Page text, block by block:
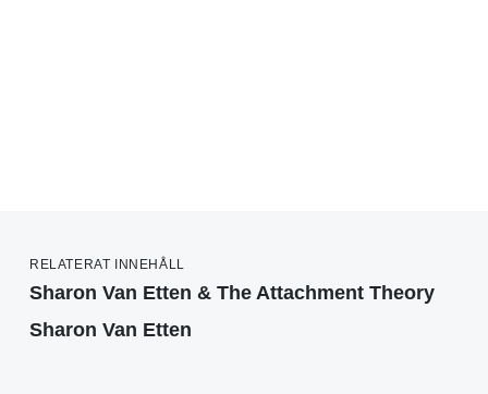
RELATERAT INNEHÅLL
Sharon Van Etten & The Attachment Theory
Sharon Van Etten